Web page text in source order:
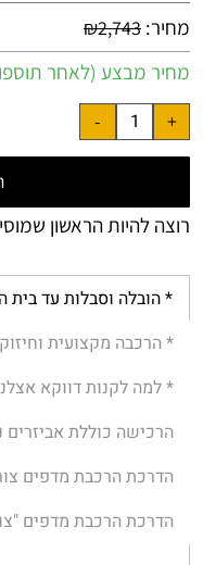
מחיר: ₪2,743
מחיר מבצע (לאחר
רוצה להיות הראשון
* הובלה וסבלות עד בית
* הרכבה מקצועית
* למה לקנות דווקא
הרכישה כוללת אביזרים
הדרכת הרכבת מדפים
הדרכת הרכבת מדפים